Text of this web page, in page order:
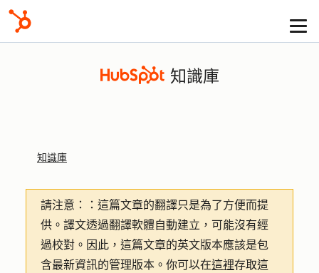
知識庫
知識庫
請注意：
：這篇文章的翻譯只是為了方便而提
供。譯文透過翻譯軟體自動建立，可能沒有經
過校對。因此，這篇文章的英文版本應該是包
含最新資訊的管理版本。你可以在這裡存取這